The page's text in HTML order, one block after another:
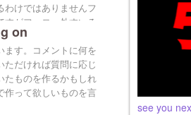
わけではありませんフ
すがフォロー外すいる
on
ます。コメントに何を
だければ質問に応じ
たものを作るかもしれ
作って欲しいものを言
see you